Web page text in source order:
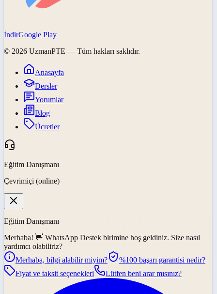
İndirGoogle Play
© 2026 UzmanPTE — Tüm hakları saklıdır.
Anasayfa
Dersler
Yorumlar
Blog
Ücretler
Eğitim Danışmanı
Çevrimiçi (online)
Eğitim Danışmanı
Merhaba! 👋 WhatsApp Destek birimine hoş geldiniz. Size nasıl
yardımcı olabiliriz?
Merhaba, bilgi alabilir miyim?
%100 başarı garantisi nedir?
Fiyat ve taksit seçenekleri
Lütfen beni arar mısınız?